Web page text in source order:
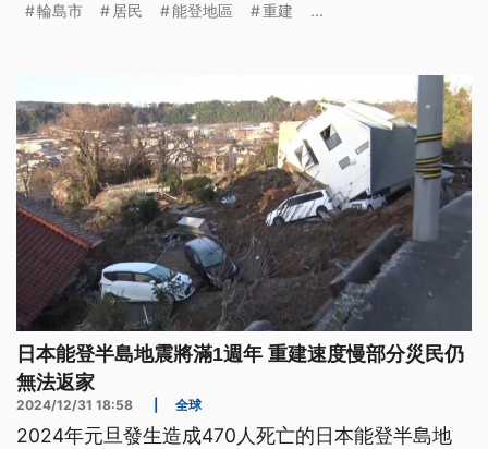
減少9%，部分市鎮回鄉居住的人口甚至不到一半。
輪島市 居民 能登地區 重建 ...
日本能登半島地震將滿1週年 重建速度慢部分災民仍
無法返家
2024/12/31 18:58 全球
2024年元旦發生造成470人死亡的日本能登半島地